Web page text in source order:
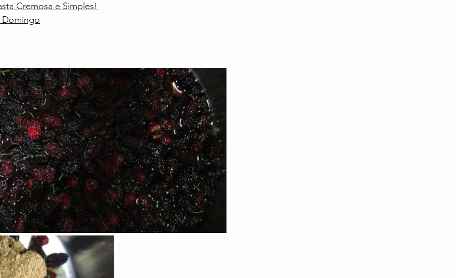
Cremosa e Simples!
Domingo